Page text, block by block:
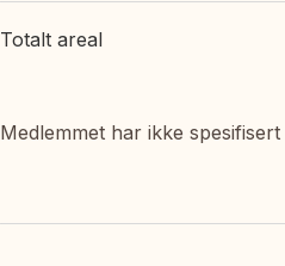
Totalt areal
Medlemmet har ikke